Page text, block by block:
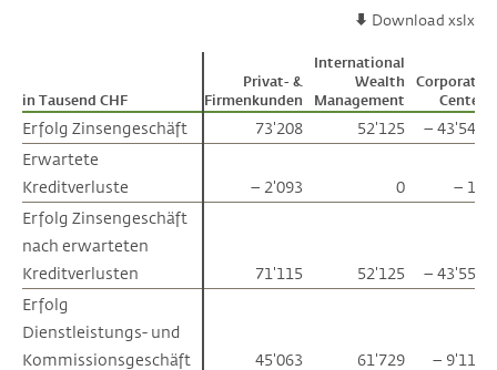
Download xslx
in Tausend CHF
Privat- &
Firmenkunden
International
Wealth
Management
Corporate
Center
Erfolg Zinsengeschäft 73'208 52'125
– 43'546
Erwartete
Kreditverluste
– 2'093 0
– 14
Erfolg Zinsengeschäft
nach erwarteten
Kreditverlusten
71'115 52'125
– 43'559
Erfolg
Dienstleistungs- und
Kommissionsgeschäft
45'063 61'729
– 9'112
in Tausend CHF
Erfolg Zinsengeschäft
Erwartete
Kreditverluste
Erfolg Zinsengeschäft
nach erwarteten
Kreditverlusten
Erfolg
Dienstleistungs- und
Kommissionsgeschäft